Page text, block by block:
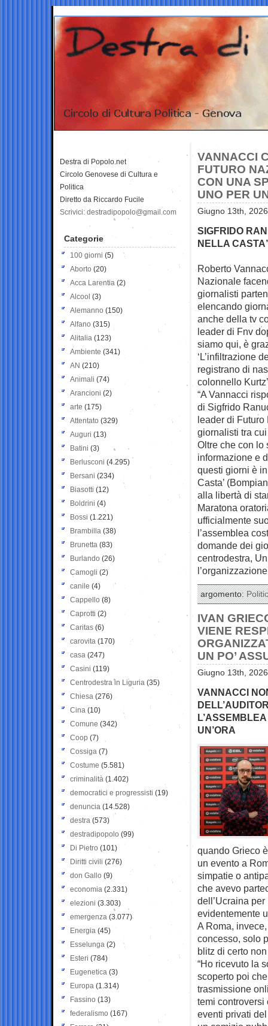
VANNACCI
FUTURO
CON UNA
UNO PER
Giugno 13th,
SIGFRIDO
NELLA
Roberto
Nazionale
giornalisti
elencando
anche della tv
leader di Fnv
siamo qui, è
‘L’infiltrazione
registrano di
colonnello
“A Vannacci
di Sigfrido
leader di
giornalisti tra
Oltre che con lo
informazione e
questi giorni è
Casta’
alla libertà di
Maratona
ufficialmente
l’assemblea
domande dei
centrodestra,
argomento:
IVAN
VIENE
UN PO’
Giugno 13th,
VANNACCI
UN’ORA
quando Grieco
un evento a
simpatie o
che avevo
dell’Ucraina
evidentemente
A Roma,
concesso, solo
blitz di certo
“Ho ricevuto la
scoperto poi
trasmissione
temi controversi
eventi privati
Destra di Popolo.net
Circolo Genovese di Cultura e
Politica
Diretto da Riccardo Fucile
Scrivici: destradipopolo@gmail.com
Categorie
100 giorni (5)
Aborto (20)
Acca Larentia (2)
Alcool (3)
Alemanno (150)
Alfano (315)
Alitalia (123)
Ambiente (341)
AN (210)
Animali (74)
Arancioni (2)
arte (175)
Attentato (329)
Auguri (13)
Batini (3)
Berlusconi (4.295)
Bersani (234)
Biasotti (12)
Boldrini (4)
Bossi (1.221)
Brambilla (38)
Brunetta (83)
Burlando (26)
Camogli (2)
canile (4)
Cappello (8)
Caprotti (2)
Caritas (6)
carovita (170)
casa (247)
Casini (119)
Centrodestra in Liguria (35)
Chiesa (276)
Cina (10)
Comune (342)
Coop (7)
Cossiga (7)
Costume (5.581)
criminalità (1.402)
democratici e progressisti (19)
denuncia (14.528)
destra (573)
destradipopolo (99)
Di Pietro (101)
Diritti civili (276)
don Gallo (9)
economia (2.331)
elezioni (3.303)
emergenza (3.077)
Energia (45)
Esselunga (2)
Esteri (784)
Eugenetica (3)
Europa (1.314)
Fassino (13)
federalismo (167)